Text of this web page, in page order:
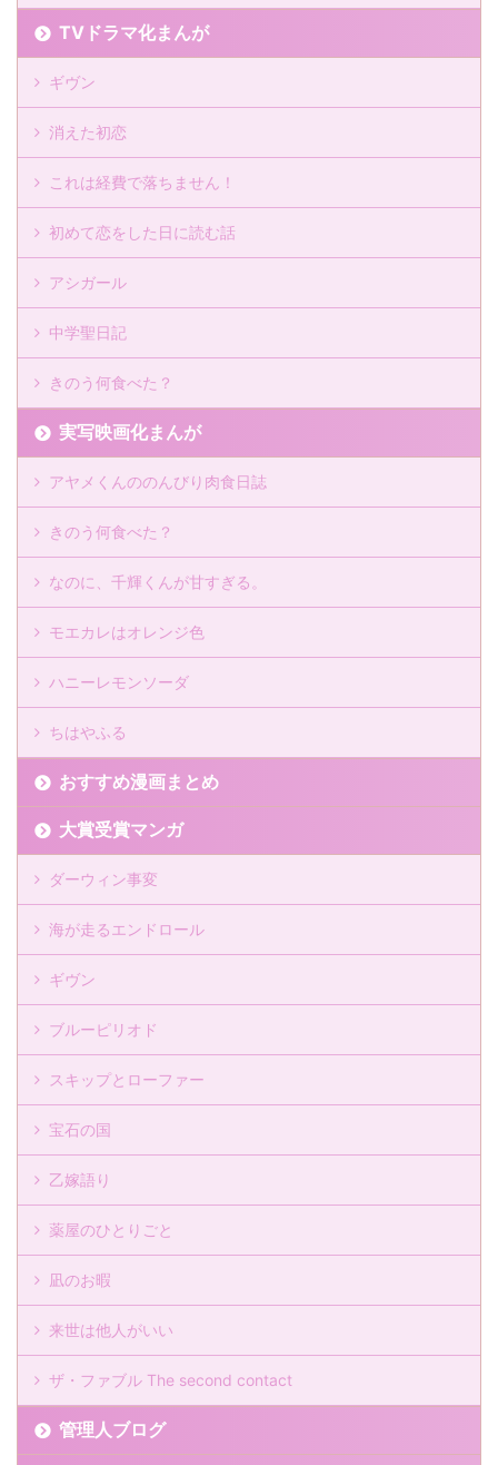
TVドラマ化まんが
ギヴン
消えた初恋
これは経費で落ちません！
初めて恋をした日に読む話
アシガール
中学聖日記
きのう何食べた？
実写映画化まんが
アヤメくんののんびり肉食日誌
きのう何食べた？
なのに、千輝くんが甘すぎる。
モエカレはオレンジ色
ハニーレモンソーダ
ちはやふる
おすすめ漫画まとめ
大賞受賞マンガ
ダーウィン事変
海が走るエンドロール
ギヴン
ブルーピリオド
スキップとローファー
宝石の国
乙嫁語り
薬屋のひとりごと
凪のお暇
来世は他人がいい
ザ・ファブル The second contact
管理人ブログ